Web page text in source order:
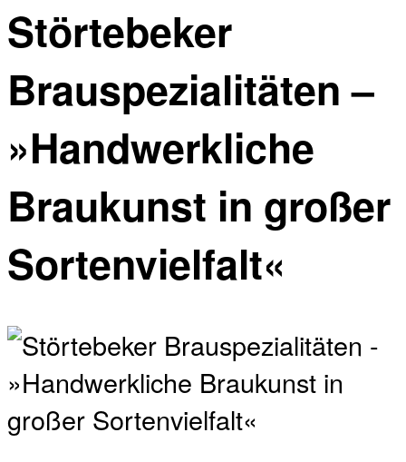
Störtebeker
Brauspezialitäten –
»Handwerkliche
Braukunst in großer
Sortenvielfalt«